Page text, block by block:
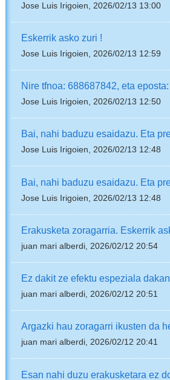
Jose Luis Irigoien, 2026/02/13 13:00
Eskerrik asko zuri !
Jose Luis Irigoien, 2026/02/13 12:59
Nire tfnoa: 688687842, eta eposta:
Jose Luis Irigoien, 2026/02/13 12:50
Bai, nahi baduzu esaidazu. Eta
Jose Luis Irigoien, 2026/02/13 12:48
Bai, nahi baduzu esaidazu. Eta
Jose Luis Irigoien, 2026/02/13 12:48
Erakusketa zoragarria. Eskerrik
juan mari alberdi, 2026/02/12 20:54
Ez dakit ze efektu espeziala
juan mari alberdi, 2026/02/12 20:51
Argazki hau zoragarri ikusten da
juan mari alberdi, 2026/02/12 20:41
Esan nahi duzu erakusketara ez